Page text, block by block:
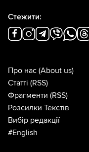
Стежити:
Про нас (About us)
Статті (RSS)
Фрагменти (RSS)
Розсилки Текстів
Вибір редакції
#English